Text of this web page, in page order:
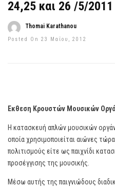
24,25 και 26 /5/2011
Thomai Karathanou
Posted On 23 Μαΐου, 2012
Έκθεση Κρουστών Μουσικών
Η κατασκευή απλών μουσικών
οποία χρησιμοποιείται αιώνες
πολιτισμούς είτε ως παιχνίδι
προσέγγισης της μουσικής.
Μέσω αυτής της παιγνιώδους